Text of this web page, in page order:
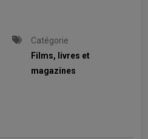
Catégorie
Films, livres et
magazines